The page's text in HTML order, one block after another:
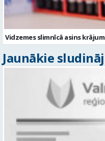
Vidzemes slimnīcā asins
Jaunākie